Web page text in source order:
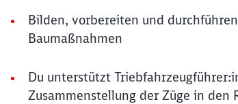
Bilden, vorbereiten und
Baumaßnahmen
Du unterstützt
Zusammenstellung der Züge in den